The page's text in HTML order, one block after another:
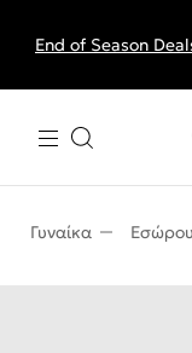
End of Season
Γυναίκα